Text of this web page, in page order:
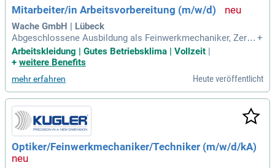
Mitarbeiter/in Arbeitsvorbereitung (m/w/d)
Wache GmbH | Lübeck
Abgeschlossene Ausbildung als Feinwerkmechaniker, Zersp
anungsmechaniker oder in einem vergleichbaren metallvera
rbeitenden Beruf; Alternativ eine Weiterbildung zum Meister
Maschinenbau; Bestenfalls
+
Arbeitskleidung | Gutes Betriebsklima | Vollzeit |
+ weitere Benefits
mehr erfahren Heute veröffentlicht
Optiker/Feinwerkmechaniker/Techniker (m/w/d/kA)